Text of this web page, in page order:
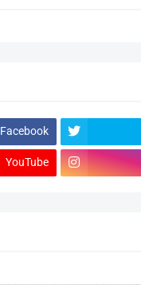
Facebook
YouTube